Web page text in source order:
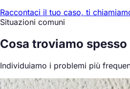
Raccontaci il tuo caso, ti
Situazioni comuni
Cosa troviamo spesso
Individuiamo i problemi più